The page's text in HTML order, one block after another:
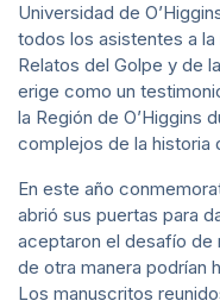
Universidad de
todos los asistentes a
Relatos del Golpe y de
erige como un
la Región de O’Higgins
complejos de la historia
En este año
abrió sus puertas para
aceptaron el desafío de
de otra manera podrían
Los manuscritos